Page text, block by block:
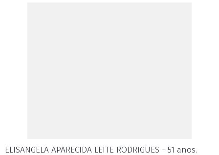
ELISANGELA APARECIDA LEITE RODRIGUES - 51 anos.